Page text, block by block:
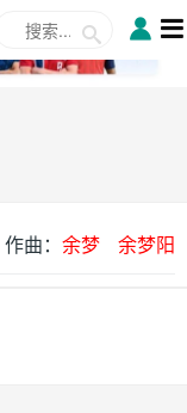
✕
余梦阳
作曲： 余梦